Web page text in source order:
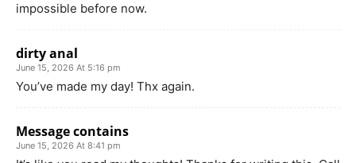
impossible before now.
dirty anal
June 15, 2026 At 5:16 pm
You’ve made my day! Thx again.
Message contains
June 15, 2026 At 8:41 pm